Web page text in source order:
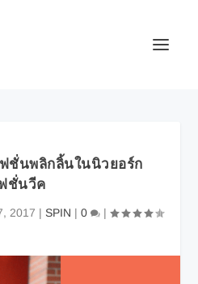
ฟชั่นพลิกลิ้นในนิวยอร์ก
ชั่นวีค
2017 | SPIN | 0 |